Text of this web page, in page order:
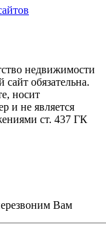
недвижимости
обязательна.
носит
и не является
ст. 437 ГК
Вам